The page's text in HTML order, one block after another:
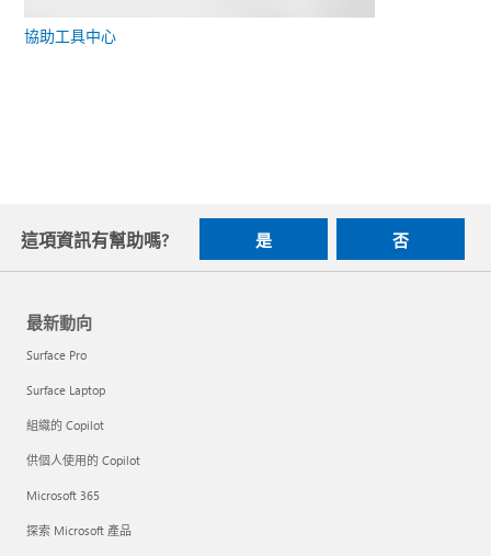
協助工具中心
這項資訊有幫助嗎? 是 否
最新動向
Surface Pro
Surface Laptop
組織的 Copilot
供個人使用的 Copilot
Microsoft 365
探索 Microsoft 產品